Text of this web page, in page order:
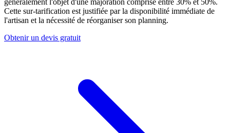
généralement l'objet d'une majoration comprise entre 30% et 50%.
Cette sur-tarification est justifiée par la disponibilité immédiate de
l'artisan et la nécessité de réorganiser son planning.
Obtenir un devis gratuit